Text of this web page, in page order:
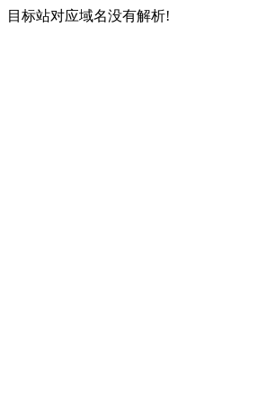
目标站对应域名没有解析!